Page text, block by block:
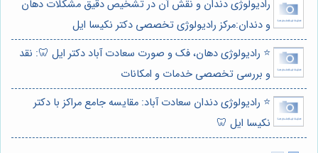
رادیولوژی دندان و نقش آن در تشخیص دقیق مشکلات دهان
و دندان:مرکز رادیولوژی تخصصی دکتر نکیسا ایل
⭐️ رادیولوژی دهان، فک و صورت سعادت آباد دکتر ایل 🦷: نقد
و بررسی تخصصی خدمات و امکانات
⭐️ رادیولوژی دندان سعادت آباد: مقایسه جامع مراکز با دکتر
نکیسا ایل 🦷